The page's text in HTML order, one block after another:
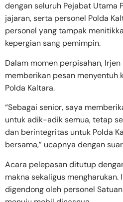
dengan seluruh Pejabat Utama
jajaran, serta personel Polda
personel yang tampak
kepergian sang pemimpin.
Dalam momen perpisahan,
memberikan pesan menyentuh
Polda Kaltara.
“Sebagai senior, saya
untuk adik-adik semua, tetap
dan berintegritas untuk Polda
bersama,” ucapnya dengan
Acara pelepasan ditutup
makna sekaligus mengharukan.
digendong oleh personel